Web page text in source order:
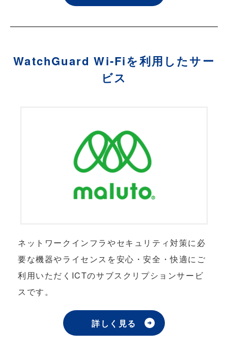
WatchGuard Wi-Fiを利用したサー
ビス
ネットワークインフラやセキュリティ対策に必
要な機器やライセンスを安心・安全・快適にご
利用いただくICTのサブスクリプションサービ
スです。
詳しく見る